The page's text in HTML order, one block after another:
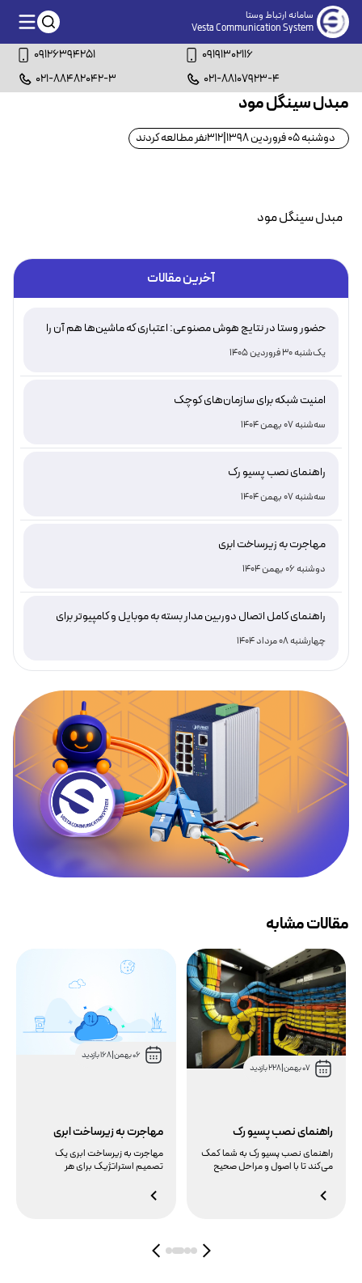
سامانه ارتباط وستا
Vesta Communication System
09126394251
09191302116
021-88482042-3
021-88107923-4
مبدل سینگل مود
دوشنبه 05 فروردین 1398 312نفر مطالعه کردند
مبدل سینگل مود
آخرین مقالات
حضور وستا در نتایج هوش مصنوعی: اعتباری که ماشین‌ها هم آن را
تأیید می‌کنند
یک‌شنبه 30 فروردین 1405
امنیت شبکه برای سازمان‌های کوچک
سه‌شنبه 07 بهمن 1404
راهنمای نصب پسیو رک
سه‌شنبه 07 بهمن 1404
مهاجرت به زیرساخت ابری
دوشنبه 06 بهمن 1404
راهنمای کامل اتصال دوربین مدار بسته به موبایل و کامپیوتر برای
چهارشنبه 08 مرداد 1404
مقالات مشابه
07 بهمن 228 بازدید
راهنمای نصب پسیو رک
راهنمای نصب پسیو رک به شما کمک
می‌کند تا با اصول و مراحل صحیح
شبکه آشنا شوید و یک دیتاسنتر یا
اتاق سرور منظم و کارآمد ایجاد کنید.
06 بهمن |168 بازدید
مهاجرت به زیرساخت ابری
مهاجرت به زیرساخت ابری یک
تصمیم استراتژیک برای هر
کاهش هزینه‌ها و افزایش
انعطاف‌پذیری است. این راهنمای
می‌کند تا با اطمینان قدم در این
مسیر بگذارید.